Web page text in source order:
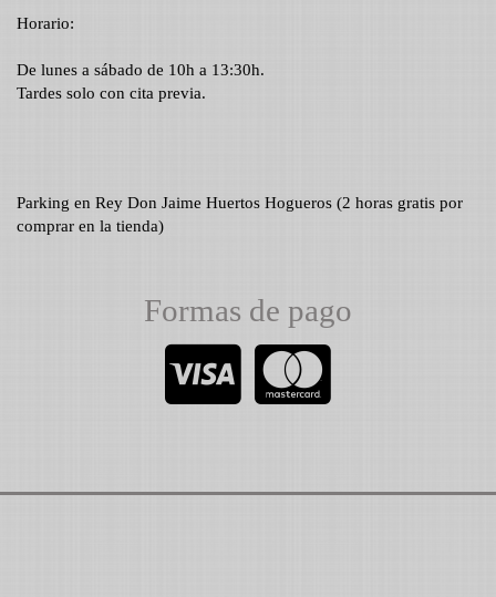
Horario:
De lunes a sábado de 10h a 13:30h.
Tardes solo con cita previa.
Parking en Rey Don Jaime Huertos Hogueros (2 horas gratis por
comprar en la tienda)
Formas de pago